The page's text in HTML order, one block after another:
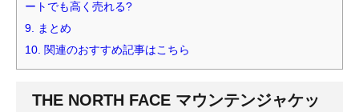
ートでも高く売れる?
9. まとめ
10. 関連のおすすめ記事はこちら
THE NORTH FACE マウンテンジャケッ